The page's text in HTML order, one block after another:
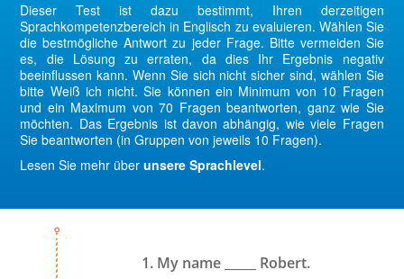
Dieser Test ist dazu bestimmt, Ihren derzeitigen
Sprachkompetenzbereich in Englisch zu evaluieren. Wählen Sie
die bestmögliche Antwort zu jeder Frage. Bitte vermeiden Sie
es, die Lösung zu erraten, da dies Ihr Ergebnis negativ
beeinflussen kann. Wenn Sie sich nicht sicher sind, wählen Sie
bitte Weiß ich nicht. Sie können ein Minimum von 10 Fragen
und ein Maximum von 70 Fragen beantworten, ganz wie Sie
möchten. Das Ergebnis ist davon abhängig, wie viele Fragen
Sie beantworten (in Gruppen von jeweils 10 Fragen).
Lesen Sie mehr überunsere Sprachlevel.
1. My name _____ Robert.